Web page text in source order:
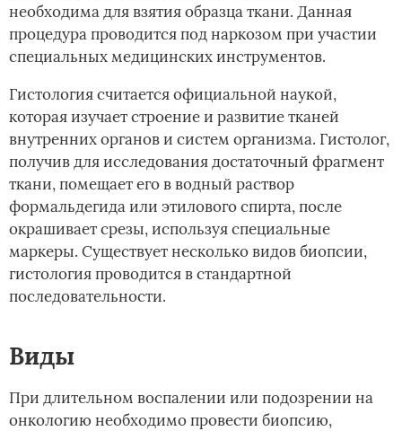
необходима для взятия образца ткани. Данная
процедура проводится под наркозом при участии
специальных медицинских инструментов.
Гистология считается официальной наукой,
которая изучает строение и развитие тканей
внутренних органов и систем организма. Гистолог,
получив для исследования достаточный фрагмент
ткани, помещает его в водный раствор
формальдегида или этилового спирта, после
окрашивает срезы, используя специальные
маркеры. Существует несколько видов биопсии,
гистология проводится в стандартной
последовательности.
Виды
При длительном воспалении или подозрении на
онкологию необходимо провести биопсию,